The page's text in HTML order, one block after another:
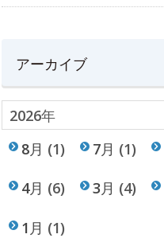
アーカイブ
2026年
8月 (1) 7月 (1)
4月 (6) 3月 (4)
1月 (1)